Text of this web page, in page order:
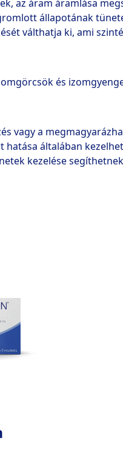
az áram áramlása
állapotának
válthatja ki, ami
és
vagy a
általában
kezelése